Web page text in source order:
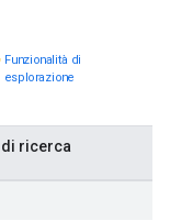
Funzionalità di
esplorazione
ricerca